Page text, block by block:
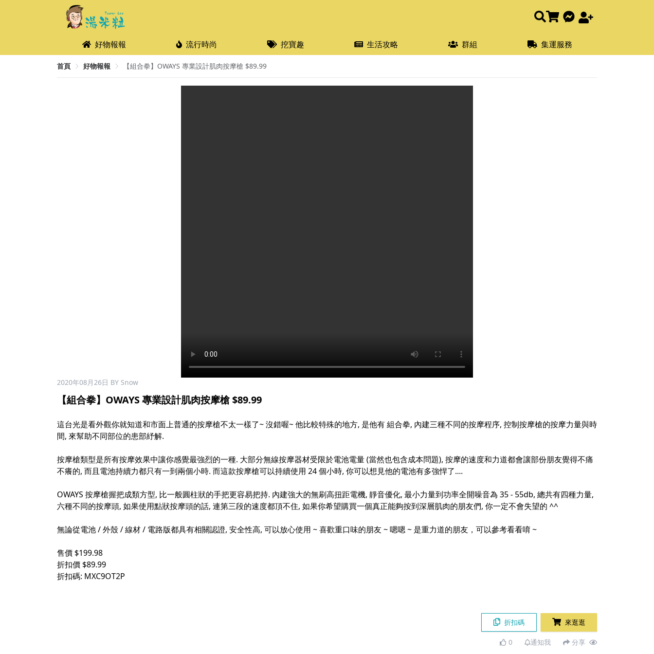
好物報報 流行時尚 挖寶趣 生活攻略 群組 集運服務
首頁 好物報報 【組合拳】OWAYS 專業設計肌肉按摩槍 $89.99
2020年08月26日 BY Snow
【組合拳】OWAYS 專業設計肌肉按摩槍 $89.99
這台光是看外觀你就知道和市面上普通的按摩槍不太一樣了~ 沒錯喔~ 他比較特殊的地方, 是他有 組合拳, 內建三種不同的按摩程序, 控制按摩槍的按摩力量與時
間, 來幫助不同部位的患部紓解.
按摩槍類型是所有按摩效果中讓你感覺最強烈的一種. 大部分無線按摩器材受限於電池電量 (當然也包含成本問題), 按摩的速度和力道都會讓部份朋友覺得不痛
不癢的, 而且電池持續力都只有一到兩個小時. 而這款按摩槍可以持續使用 24 個小時, 你可以想見他的電池有多強悍了....
OWAYS 按摩槍握把成類方型, 比一般圓柱狀的手把更容易把持. 內建強大的無刷高扭距電機, 靜音優化, 最小力量到功率全開噪音為 35 - 55db, 總共有四種力量,
六種不同的按摩頭, 如果使用點狀按摩頭的話, 連第三段的速度都頂不住, 如果你希望購買一個真正能夠按到深層肌肉的朋友們, 你一定不會失望的 ^^
無論從電池 / 外殼 / 線材 / 電路版都具有相關認證, 安全性高, 可以放心使用 ~ 喜歡重口味的朋友 ~ 嗯嗯 ~ 是重力道的朋友，可以參考看看唷 ~
售價 $199.98
折扣價 $89.99
折扣碼: MXC9OT2P
折扣碼 來逛逛
0 通知我 分享